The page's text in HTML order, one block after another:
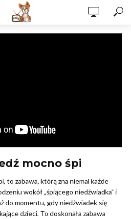
mocno śpi
to zabawa, którą zna niemal każde
wokół „śpiącego niedźwiadka” i
do momentu, gdy niedźwiadek się
dzieci. To doskonała zabawa